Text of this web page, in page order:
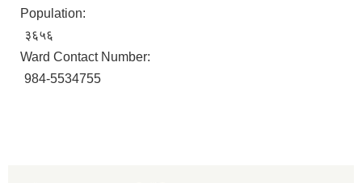
Population:
३६५६
Ward Contact Number:
984-5534755